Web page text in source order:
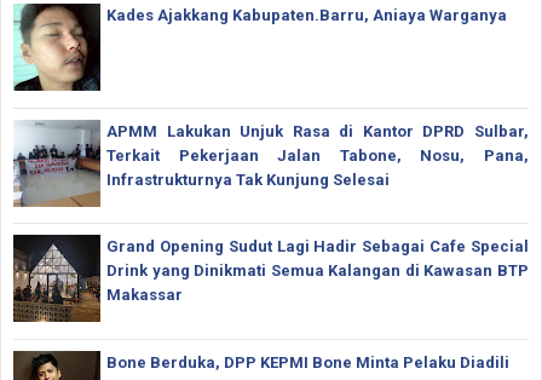
Kades Ajakkang Kabupaten.Barru, Aniaya Warganya
APMM Lakukan Unjuk Rasa di Kantor DPRD Sulbar,
Terkait Pekerjaan Jalan Tabone, Nosu, Pana,
Infrastrukturnya Tak Kunjung Selesai
Grand Opening Sudut Lagi Hadir Sebagai Cafe Special
Drink yang Dinikmati Semua Kalangan di Kawasan BTP
Makassar
Bone Berduka, DPP KEPMI Bone Minta Pelaku Diadili